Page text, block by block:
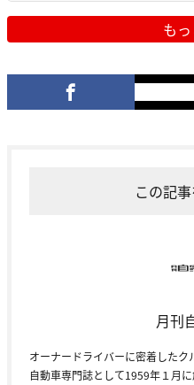
も
この記
月刊
オーナードライバーに密着した
自動車専門誌として1959年１月